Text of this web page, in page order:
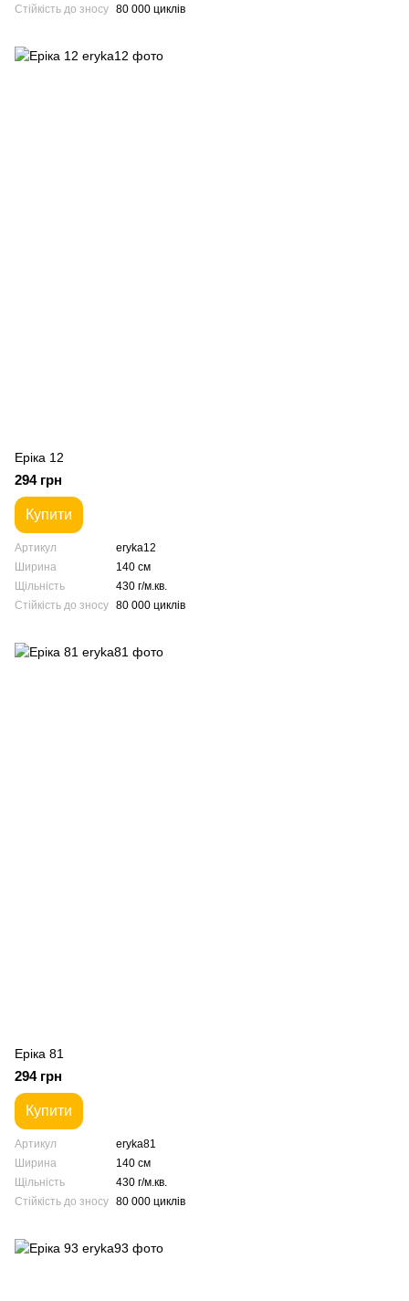
Стійкість до зносу 80 000 циклів
Еріка 12
294 грн
Купити
Артикул
eryka12
Ширина
140 см
Щільність
430 г/м.кв.
Стійкість до зносу 80 000 циклів
Еріка 81
294 грн
Купити
Артикул
eryka81
Ширина
140 см
Щільність
430 г/м.кв.
Стійкість до зносу 80 000 циклів